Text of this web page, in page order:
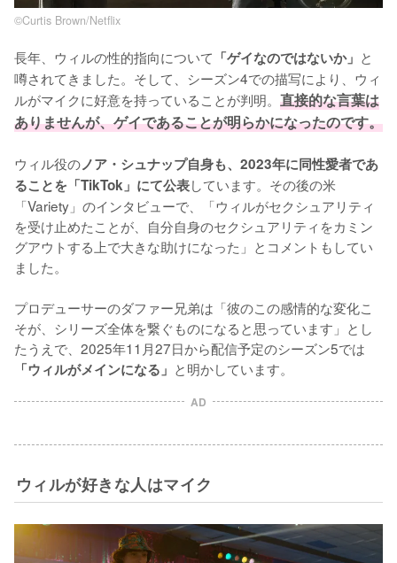
©Curtis Brown/Netflix
長年、ウィルの性的指向について 「ゲイなのではないか」 と
噂されてきました。そして、シーズン4での描写により、ウィ
ルがマイクに好意を持っていることが判明。 直接的な言葉は
ありませんが、ゲイであることが明らかになったのです。
ウィル役のノア・シュナップ自身も、2023年に同性愛者であ
ることを「TikTok」にて公表しています。その後の米
「Variety」のインタビューで、「ウィルがセクシュアリティ
を受け止めたことが、自分自身のセクシュアリティをカミン
グアウトする上で大きな助けになった」とコメントもしてい
ました。
プロデューサーのダファー兄弟は「彼のこの感情的な変化こ
そが、シリーズ全体を繋ぐものになると思っています」とし
たうえで、2025年11月27日から配信予定のシーズン5では
「ウィルがメインになる」 と明かしています。
AD
ウィルが好きな人はマイク